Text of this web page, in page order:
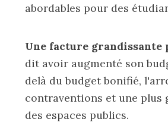
abordables pour des
Une facture
dit avoir augmenté son
delà du budget bonifié,
contraventions et une
des espaces publics.